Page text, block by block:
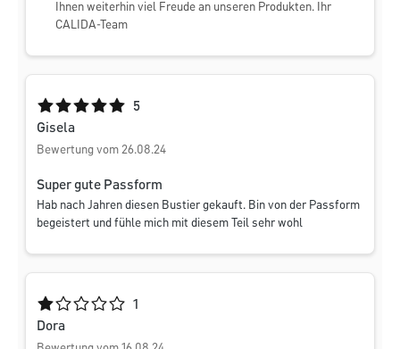
Ihnen weiterhin viel Freude an unseren Produkten. Ihr
CALIDA-Team
Durchschnittliche Bewertung von 5 von 5 Sternen
5
Gisela
Bewertung vom 26.08.24
Super gute Passform
Hab nach Jahren diesen Bustier gekauft. Bin von der Passform
begeistert und fühle mich mit diesem Teil sehr wohl
Durchschnittliche Bewertung von 1 von 5 Sternen
1
Dora